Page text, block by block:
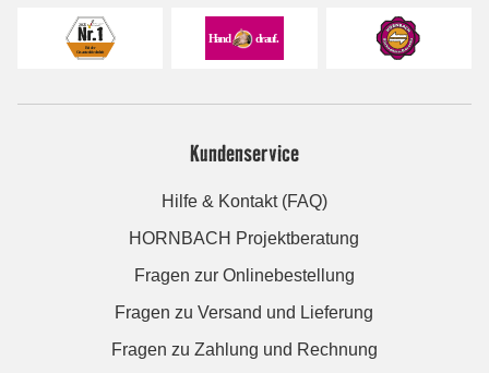
Kundenservice
Hilfe & Kontakt (FAQ)
HORNBACH Projektberatung
Fragen zur Onlinebestellung
Fragen zu Versand und Lieferung
Fragen zu Zahlung und Rechnung